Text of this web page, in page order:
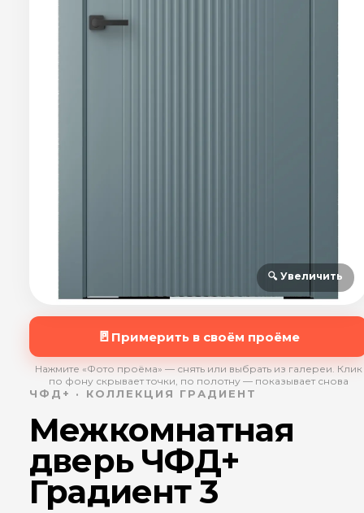
🔍 Увеличить
🚪 Примерить в своём проёме
Нажмите «Фото проёма» — снять или выбрать из галереи. Клик
по фону скрывает точки, по полотну — показывает снова
ЧФД+ · КОЛЛЕКЦИЯ ГРАДИЕНТ
Межкомнатная
дверь ЧФД+
Градиент 3